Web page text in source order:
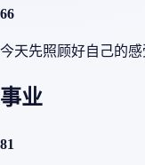
66
今天先照顾好自己的感
事业
81